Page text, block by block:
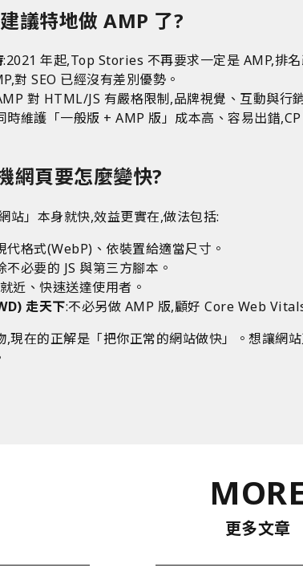
議特地做 AMP 了?
:2021 年起,Top Stories 不再要求一定是 AMP,排
SEO 已經沒有差別優勢。
對 HTML/JS 有嚴格限制,品牌視覺、互動與行
時維護「一般版 + AMP 版」成本高、容易出錯,CP
網頁要怎麼變快?
站」本身就快,效益更實在,做法包括:
代格式(WebP)、依裝置給適當尺寸。
不必要的 JS 與第三方腳本。
近、快速送達使用者。
走天下:不必另做 AMP 版,顧好 Core Web
現在的正解是「把你正常的網站做快」。想讓網
更多文章